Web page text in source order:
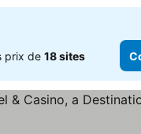
prix de 18 sites